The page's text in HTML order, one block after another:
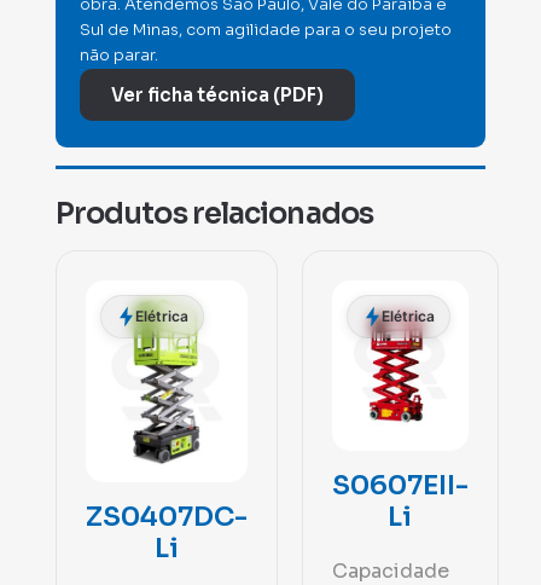
Sul de Minas, com agilidade para o seu projeto
não parar.
Ver ficha técnica (PDF)
Produtos relacionados
Elétrica
ZS0407DC-
Li
Elétrica
S0607EII-
Li
Capacidade